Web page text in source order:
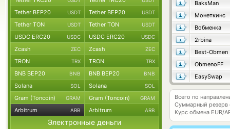
BaksMan
Монеткинс
Вобменка
2rbina
Best-Obmen
ObmenoFF
EasySwap
Всего по
Суммарный резерв
Курс обмена EUR/
Tether BEP20 USDT Tether BEP20 USDT
Tether TON USDT Tether TON USDT
USDC ERC20 USDC USDC ERC20 USDC
Zcash ZEC Zcash ZEC
TRON TRX TRON TRX
BNB BEP20 BNB BNB BEP20 BNB
Solana SOL Solana SOL
Gram (Toncoin) GRAM Gram (Toncoin) GRAM
Arbitrum ARB Arbitrum ARB
Электронные деньги